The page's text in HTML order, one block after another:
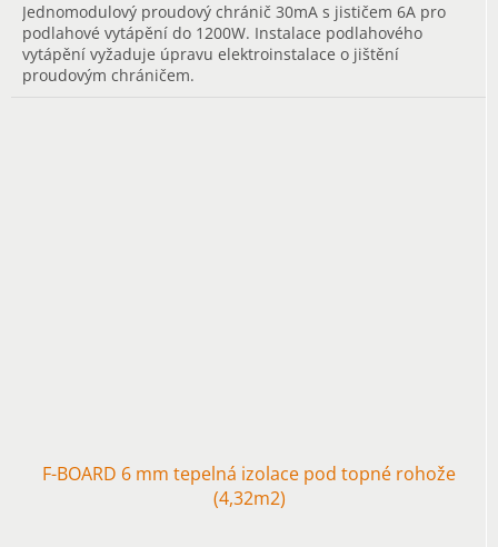
Jednomodulový proudový chránič 30mA s jističem 6A pro
podlahové vytápění do 1200W. Instalace podlahového
vytápění vyžaduje úpravu elektroinstalace o jištění
proudovým chráničem.
F-BOARD 6 mm tepelná izolace pod topné rohože
(4,32m2)